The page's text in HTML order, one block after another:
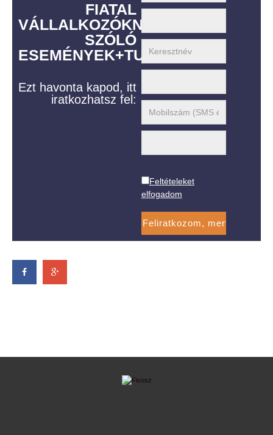
FIATAL
VÁLLALKOZÓKNAK
SZÓLÓ
ESEMÉNYEK+TUDÁS
Ezt havonta kapod, itt
iratkozhatsz fel:
Feltételeket
elfogadom